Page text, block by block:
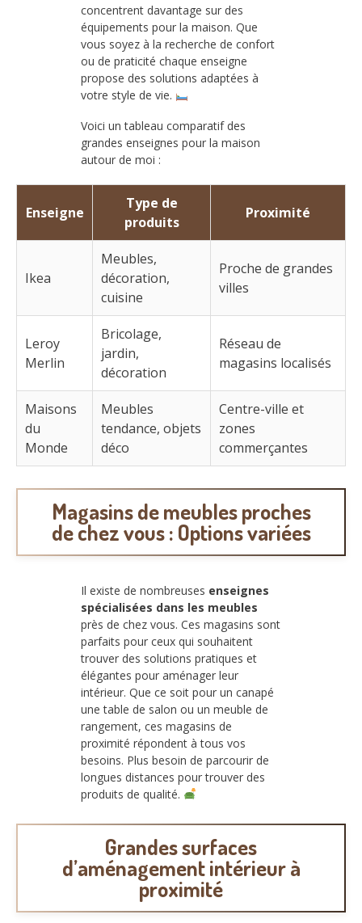
concentrent davantage sur des
équipements pour la maison. Que
vous soyez à la recherche de confort
ou de praticité chaque enseigne
propose des solutions adaptées à
votre style de vie.
Voici un tableau comparatif des
grandes enseignes pour la maison
autour de moi :
Enseigne
Type de
produits
Proximité
Ikea
Meubles,
décoration,
cuisine
Proche de grandes
villes
Leroy
Merlin
Bricolage,
jardin,
décoration
Réseau de
magasins localisés
Maisons
du
Monde
Meubles
tendance, objets
déco
Centre-ville et
zones
commerçantes
Magasins de meubles proches
de chez vous : Options variées
Il existe de nombreuses enseignes
spécialisées dans les meubles
près de chez vous. Ces magasins sont
parfaits pour ceux qui souhaitent
trouver des solutions pratiques et
élégantes pour aménager leur
intérieur. Que ce soit pour un canapé
une table de salon ou un meuble de
rangement, ces magasins de
proximité répondent à tous vos
besoins. Plus besoin de parcourir de
longues distances pour trouver des
produits de qualité.
Grandes surfaces
d’aménagement intérieur à
proximité